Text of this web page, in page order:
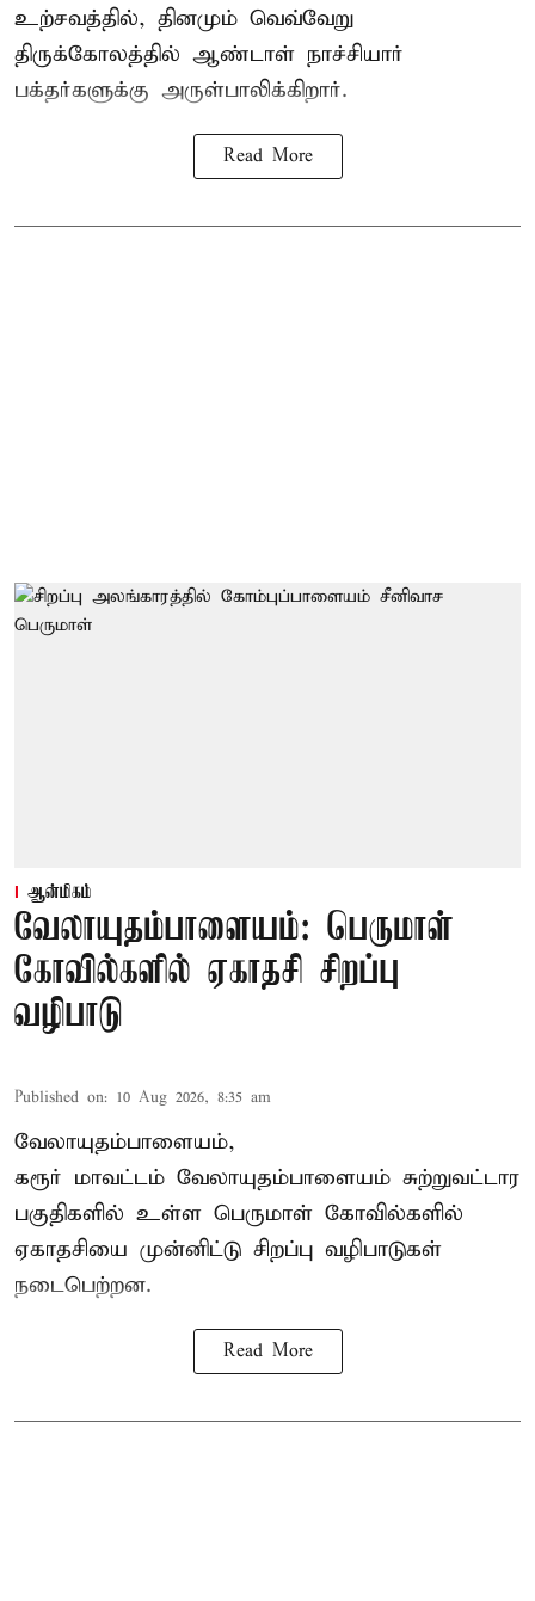
உற்சவத்தில், தினமும் வெவ்வேறு
திருக்கோலத்தில் ஆண்டாள் நாச்சியார்
பக்தர்களுக்கு அருள்பாலிக்கிறார்.
Read More
ஆன்மிகம்
வேலாயுதம்பாளையம்: பெருமாள்
கோவில்களில் ஏகாதசி சிறப்பு
வழிபாடு
Published on: 10 Aug 2026, 8:35 am
வேலாயுதம்பாளையம்,
கரூர் மாவட்டம் வேலாயுதம்பாளையம் சுற்றுவட்டார
பகுதிகளில் உள்ள பெருமாள் கோவில்களில்
ஏகாதசியை முன்னிட்டு சிறப்பு வழிபாடுகள்
நடைபெற்றன.
Read More